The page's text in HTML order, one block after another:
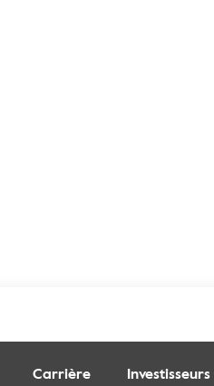
Carrière Investisseurs